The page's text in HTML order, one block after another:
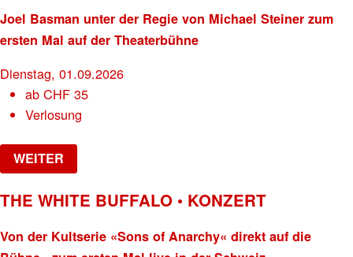
Joel Basman unter der Regie von Michael Steiner zum
ersten Mal auf der Theaterbühne
Dienstag, 01.09.2026
abCHF 35
Verlosung
WEITER
THE WHITE BUFFALO • KONZERT
Von der Kultserie «Sons of Anarchy« direkt auf die